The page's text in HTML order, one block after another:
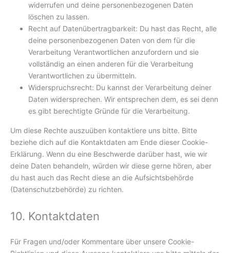
widerrufen und deine personenbezogenen Daten
löschen zu lassen.
Recht auf Datenübertragbarkeit: Du hast das Recht, alle
deine personenbezogenen Daten von dem für die
Verarbeitung Verantwortlichen anzufordern und sie
vollständig an einen anderen für die Verarbeitung
Verantwortlichen zu übermitteln.
Widerspruchsrecht: Du kannst der Verarbeitung deiner
Daten widersprechen. Wir entsprechen dem, es sei denn
es gibt berechtigte Gründe für die Verarbeitung.
Um diese Rechte auszuüben kontaktiere uns bitte. Bitte
beziehe dich auf die Kontaktdaten am Ende dieser Cookie-
Erklärung. Wenn du eine Beschwerde darüber hast, wie wir
deine Daten behandeln, würden wir diese gerne hören, aber
du hast auch das Recht diese an die Aufsichtsbehörde
(Datenschutzbehörde) zu richten.
10. Kontaktdaten
Für Fragen und/oder Kommentare über unsere Cookie-